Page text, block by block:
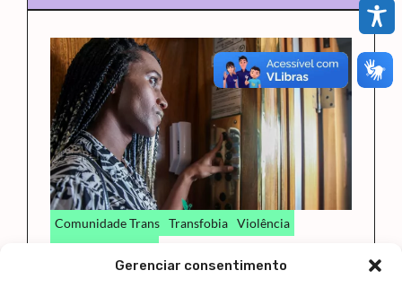
Gerenciar consentimento
Comunidade Trans Transfobia Violência
Assassinato de pessoas trans